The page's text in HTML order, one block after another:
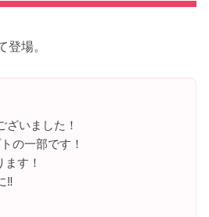
登場。
ざいました！
の一部です！
す！
‼️